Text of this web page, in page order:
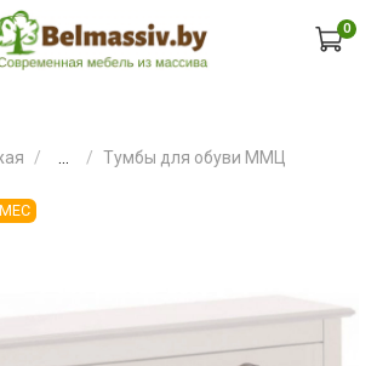
0
Тумбы для обуви ММЦ